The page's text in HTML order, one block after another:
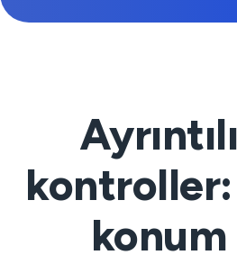
Ayrıntılı
kontroller:
konum